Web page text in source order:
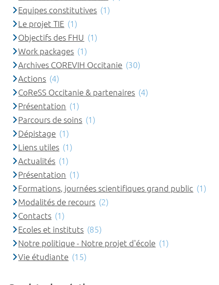
Equipes constitutives (1)
Le projet TIE (1)
Objectifs des FHU (1)
Work packages (1)
Archives COREVIH Occitanie (30)
Actions (4)
CoReSS Occitanie & partenaires (4)
Présentation (1)
Parcours de soins (1)
Dépistage (1)
Liens utiles (1)
Actualités (1)
Présentation (1)
Formations, journées scientifiques grand public (1)
Modalités de recours (2)
Contacts (1)
Ecoles et instituts (85)
Notre politique - Notre projet d'école (1)
Vie étudiante (15)